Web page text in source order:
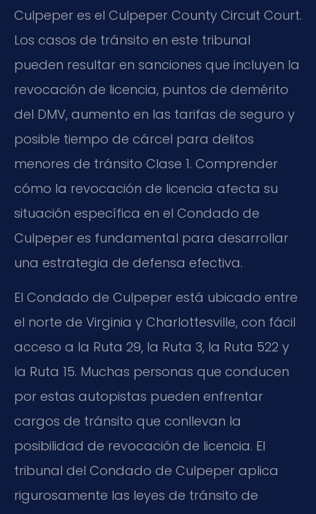
Culpeper es el Culpeper County Circuit Court.
Los casos de tránsito en este tribunal
pueden resultar en sanciones que incluyen la
revocación de licencia, puntos de demérito
del DMV, aumento en las tarifas de seguro y
posible tiempo de cárcel para delitos
menores de tránsito Clase 1. Comprender
cómo la revocación de licencia afecta su
situación específica en el Condado de
Culpeper es fundamental para desarrollar
una estrategia de defensa efectiva.
El Condado de Culpeper está ubicado entre
el norte de Virginia y Charlottesville, con fácil
acceso a la Ruta 29, la Ruta 3, la Ruta 522 y
la Ruta 15. Muchas personas que conducen
por estas autopistas pueden enfrentar
cargos de tránsito que conllevan la
posibilidad de revocación de licencia. El
tribunal del Condado de Culpeper aplica
rigurosamente las leyes de tránsito de